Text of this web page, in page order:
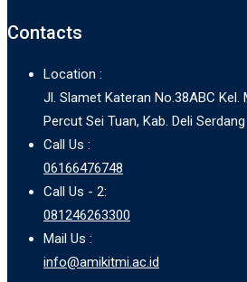
Contacts
Location :
Jl. Slamet Kateran No.38ABC Kel.
Percut Sei Tuan, Kab. Deli
Call Us :
06166476748
Call Us - 2:
081246263300
Mail Us :
info@amikitmi.ac.id